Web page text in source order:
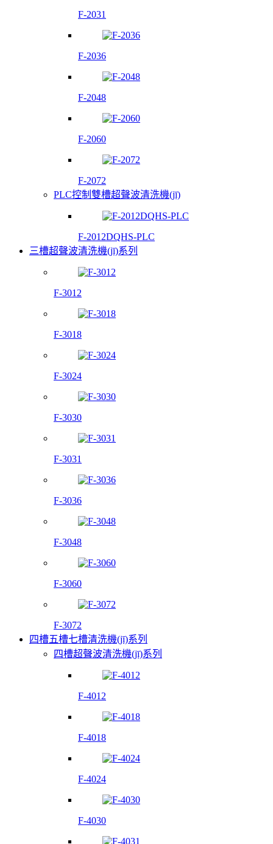
F-2031
F-2036
F-2048
F-2060
F-2072
PLC控制雙槽超聲波清洗機(jī)
F-2012DQHS-PLC
三槽超聲波清洗機(jī)系列
F-3012
F-3018
F-3024
F-3030
F-3031
F-3036
F-3048
F-3060
F-3072
四槽五槽七槽清洗機(jī)系列
四槽超聲波清洗機(jī)系列
F-4012
F-4018
F-4024
F-4030